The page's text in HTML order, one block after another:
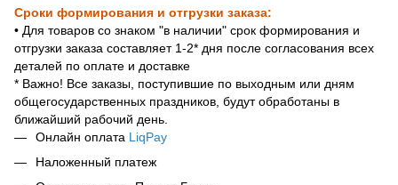
Сроки формирования и отгрузки заказа:
• Для товаров со знаком "в наличии" срок формирования и
отгрузки заказа составляет 1-2* дня после согласования всех
деталей по оплате и доставке
* Важно! Все заказы, поступившие по выходным или дням
общегосударственных праздников, будут обработаны в
ближайший рабочий день.
Онлайн оплата LiqPay
Наложенный платеж